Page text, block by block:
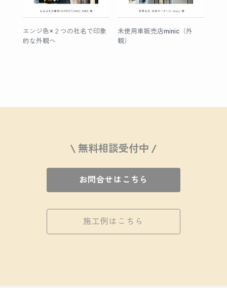
エンジ色×２つの社名で印象
的な外観へ
未使用車販売店minic（外
観）
\ 無料相談受付中 /
お問合せはこちら
施工例はこちら